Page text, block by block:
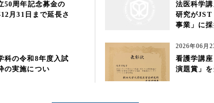
50周年記念募金の
月31日まで延長さ
科の令和8年度入試
の実施につい
法医科学
研究がJST
事業」に
2026年06月
看護学講
演題賞」